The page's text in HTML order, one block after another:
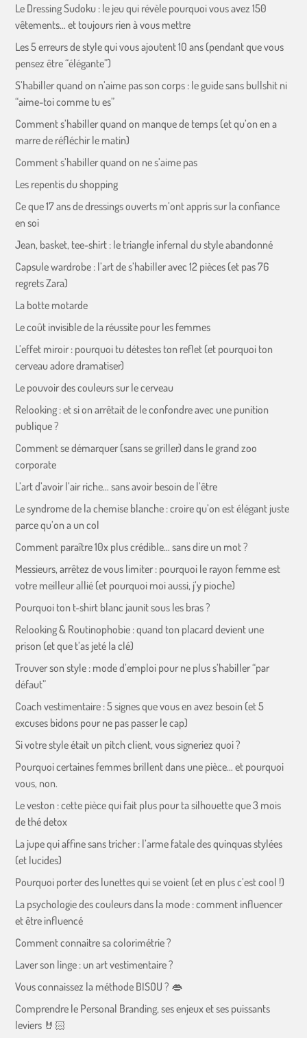
Le Dressing Sudoku : le jeu qui révèle pourquoi vous avez 150
vêtements… et toujours rien à vous mettre
Les 5 erreurs de style qui vous ajoutent 10 ans (pendant que vous
pensez être “élégante”)
S’habiller quand on n’aime pas son corps : le guide sans bullshit ni
“aime-toi comme tu es”
Comment s’habiller quand on manque de temps (et qu’on en a
marre de réfléchir le matin)
Comment s’habiller quand on ne s’aime pas
Les repentis du shopping
Ce que 17 ans de dressings ouverts m’ont appris sur la confiance
en soi
Jean, basket, tee-shirt : le triangle infernal du style abandonné
Capsule wardrobe : l’art de s’habiller avec 12 pièces (et pas 76
regrets Zara)
La botte motarde
Le coût invisible de la réussite pour les femmes
L’effet miroir : pourquoi tu détestes ton reflet (et pourquoi ton
cerveau adore dramatiser)
Le pouvoir des couleurs sur le cerveau
Relooking : et si on arrêtait de le confondre avec une punition
publique ?
Comment se démarquer (sans se griller) dans le grand zoo
corporate
L’art d’avoir l’air riche… sans avoir besoin de l’être
Le syndrome de la chemise blanche : croire qu’on est élégant juste
parce qu’on a un col
Comment paraître 10x plus crédible… sans dire un mot ?
Messieurs, arrêtez de vous limiter : pourquoi le rayon femme est
votre meilleur allié (et pourquoi moi aussi, j’y pioche)
Pourquoi ton t-shirt blanc jaunit sous les bras ?
Relooking & Routinophobie : quand ton placard devient une
prison (et que t’as jeté la clé)
Trouver son style : mode d’emploi pour ne plus s’habiller “par
défaut”
Coach vestimentaire : 5 signes que vous en avez besoin (et 5
excuses bidons pour ne pas passer le cap)
Si votre style était un pitch client, vous signeriez quoi ?
Pourquoi certaines femmes brillent dans une pièce… et pourquoi
vous, non.
Le veston : cette pièce qui fait plus pour ta silhouette que 3 mois
de thé detox
La jupe qui affine sans tricher : l’arme fatale des quinquas stylées
(et lucides)
Pourquoi porter des lunettes qui se voient (et en plus c’est cool !)
La psychologie des couleurs dans la mode : comment influencer
et être influencé
Comment connaitre sa colorimétrie ?
Laver son linge : un art vestimentaire ?
Vous connaissez la méthode BISOU ? 👄
Comprendre le Personal Branding, ses enjeux et ses puissants
leviers 🤘🏻